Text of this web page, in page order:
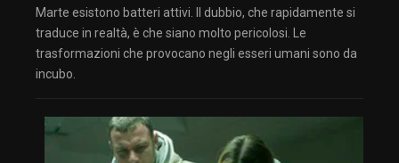
Marte esistono batteri attivi. Il dubbio, che rapidamente si
traduce in realtà, è che siano molto pericolosi. Le
trasformazioni che provocano negli esseri umani sono da
incubo.